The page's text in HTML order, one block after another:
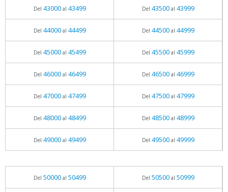
Del 43000al 43499 Del 43500al 43999
Del 44000al 44499 Del 44500al 44999
Del 45000al 45499 Del 45500al 45999
Del 46000al 46499 Del 46500al 46999
Del 47000al 47499 Del 47500al 47999
Del 48000al 48499 Del 48500al 48999
Del 49000al 49499 Del 49500al 49999
Del 50000al 50499 Del 50500al 50999